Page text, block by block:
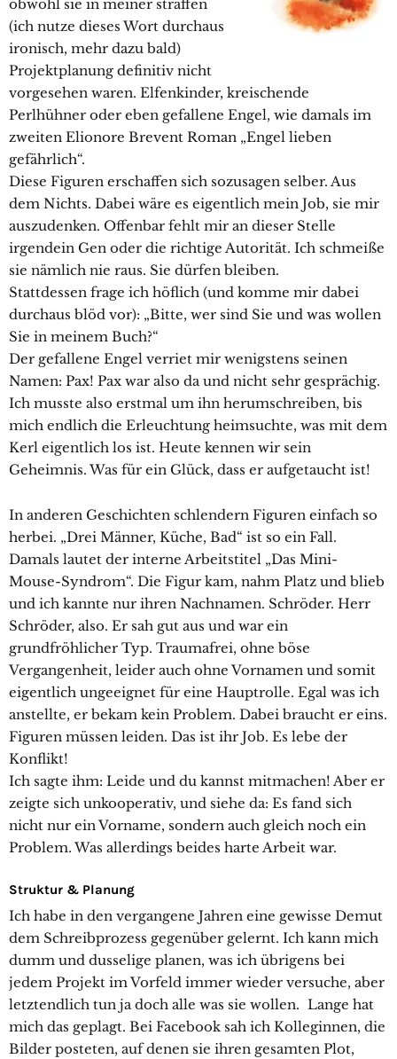
obwohl sie in meiner straffen
(ich nutze dieses Wort durchaus
ironisch, mehr dazu bald)
Projektplanung definitiv nicht
vorgesehen waren. Elfenkinder, kreischende
Perlhühner oder eben gefallene Engel, wie damals im
zweiten Elionore Brevent Roman „Engel lieben
gefährlich“.
Diese Figuren erschaffen sich sozusagen selber. Aus
dem Nichts. Dabei wäre es eigentlich mein Job, sie mir
auszudenken. Offenbar fehlt mir an dieser Stelle
irgendein Gen oder die richtige Autorität. Ich schmeiße
sie nämlich nie raus. Sie dürfen bleiben.
Stattdessen frage ich höflich (und komme mir dabei
durchaus blöd vor): „Bitte, wer sind Sie und was wollen
Sie in meinem Buch?“
Der gefallene Engel verriet mir wenigstens seinen
Namen: Pax! Pax war also da und nicht sehr gesprächig.
Ich musste also erstmal um ihn herumschreiben, bis
mich endlich die Erleuchtung heimsuchte, was mit dem
Kerl eigentlich los ist. Heute kennen wir sein
Geheimnis. Was für ein Glück, dass er aufgetaucht ist!
In anderen Geschichten schlendern Figuren einfach so
herbei. „Drei Männer, Küche, Bad“ ist so ein Fall.
Damals lautet der interne Arbeitstitel „Das Mini-
Mouse-Syndrom“. Die Figur kam, nahm Platz und blieb
und ich kannte nur ihren Nachnamen. Schröder. Herr
Schröder, also. Er sah gut aus und war ein
grundfröhlicher Typ. Traumafrei, ohne böse
Vergangenheit, leider auch ohne Vornamen und somit
eigentlich ungeeignet für eine Hauptrolle. Egal was ich
anstellte, er bekam kein Problem. Dabei braucht er eins.
Figuren müssen leiden. Das ist ihr Job. Es lebe der
Konflikt!
Ich sagte ihm: Leide und du kannst mitmachen! Aber er
zeigte sich unkooperativ, und siehe da: Es fand sich
nicht nur ein Vorname, sondern auch gleich noch ein
Problem. Was allerdings beides harte Arbeit war.
Struktur & Planung
Ich habe in den vergangene Jahren eine gewisse Demut
dem Schreibprozess gegenüber gelernt. Ich kann mich
dumm und dusselige planen, was ich übrigens bei
jedem Projekt im Vorfeld immer wieder versuche, aber
letztendlich tun ja doch alle was sie wollen. Lange hat
mich das geplagt. Bei Facebook sah ich Kolleginnen, die
Bilder posteten, auf denen sie ihren gesamten Plot,